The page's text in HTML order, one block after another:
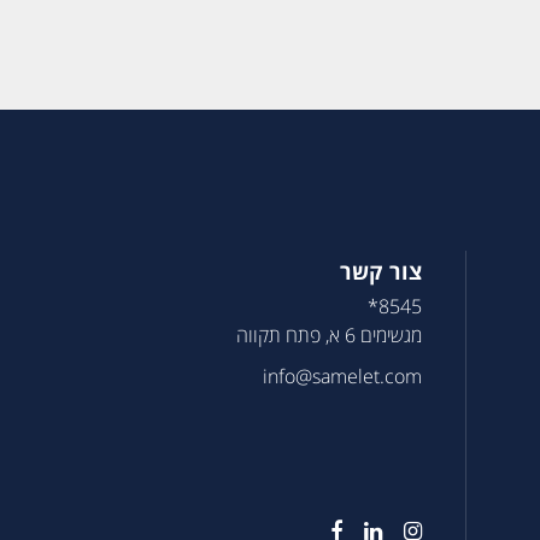
צור קשר
8545*
מגשימים 6 א, פתח תקווה
info@samelet.com